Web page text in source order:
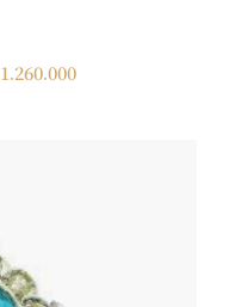
1.260.000